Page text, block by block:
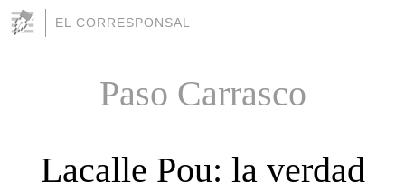
EL CORRESPONSAL
Paso Carrasco
Lacalle Pou: la verdad